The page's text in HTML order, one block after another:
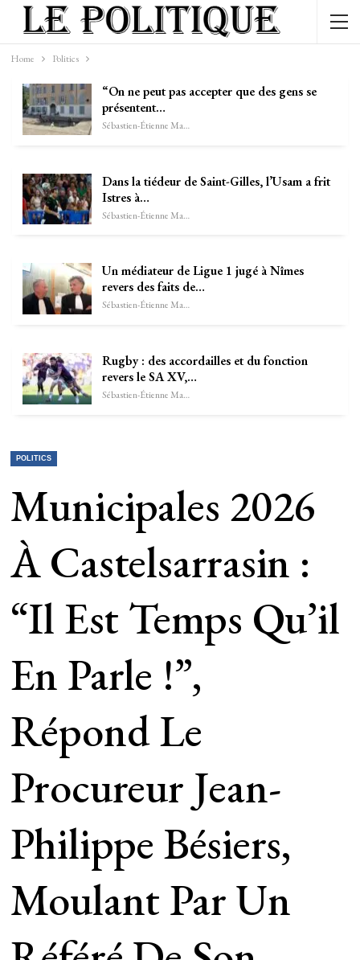
Home Politics
“On ne peut pas accepter que des gens se
présentent…
Sébastien-Étienne Marechal
Dans la tiédeur de Saint-Gilles, l’Usam a frit
Istres à…
Sébastien-Étienne Marechal
Un médiateur de Ligue 1 jugé à Nîmes
revers des faits de…
Sébastien-Étienne Marechal
Rugby : des accordailles et du fonction
revers le SA XV,…
Sébastien-Étienne Marechal
POLITICS
Municipales 2026
À Castelsarrasin :
“Il Est Temps Qu’il
En Parle !”,
Répond Le
Procureur Jean-
Philippe Bésiers,
Moulant Par Un